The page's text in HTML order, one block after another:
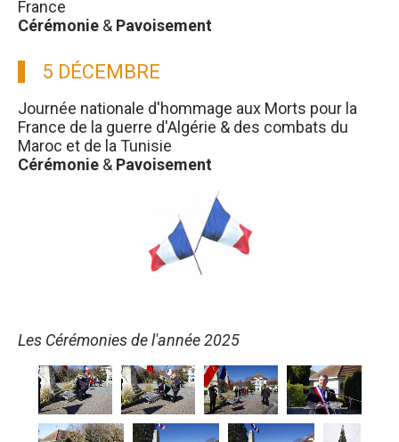
France
Cérémonie & Pavoisement
5 DÉCEMBRE
Journée nationale d'hommage aux Morts pour la
France de la guerre d'Algérie & des combats du
Maroc et de la Tunisie
Cérémonie & Pavoisement
Les Cérémonies de l'année 2025